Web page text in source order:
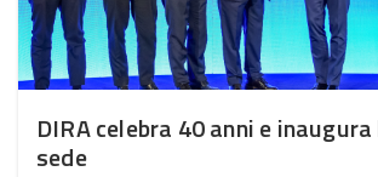
DIRA celebra 40 anni e
sede